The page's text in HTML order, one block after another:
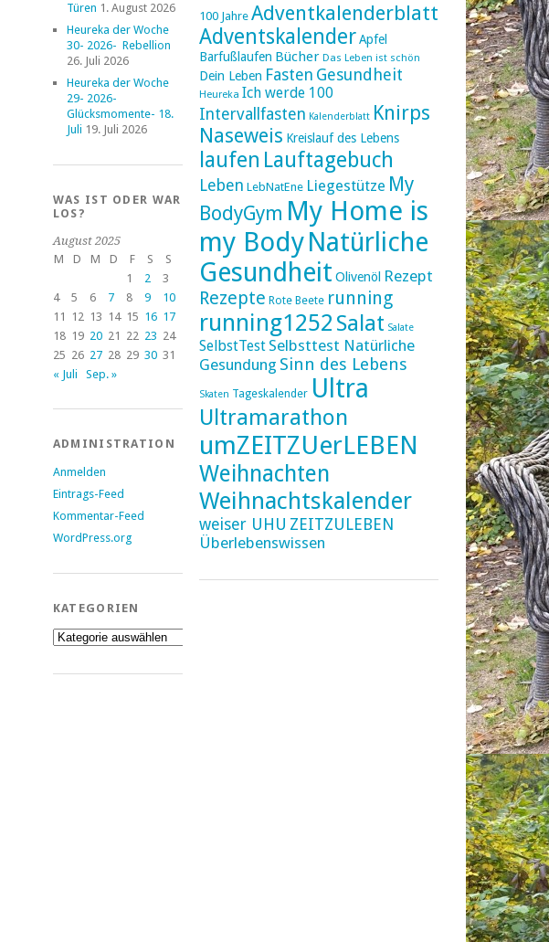
Türen 1. August 2026
Heureka der Woche
30- 2026- Rebellion
26. Juli 2026
Heureka der Woche
29- 2026-
Glücksmomente- 18.
Juli 19. Juli 2026
WAS IST ODER WAR
LOS?
August 2025
M
D M D F S
S
1
2
3
4
5 6 7 8 9
10
11
12 13 14 15 16 17
18 19 20 21 22 23 24
25 26 27 28 29 30 31
« Juli
Sep. »
ADMINISTRATION
Anmelden
Eintrags-Feed
Kommentar-Feed
WordPress.org
KATEGORIEN
Kategorien
100 Jahre Adventkalenderblatt
AdventskalenderApfel
Barfußlaufen Bücher Das Leben ist schön
Dein Leben Fasten Gesundheit
Heureka Ich werde 100
Intervallfasten Kalenderblatt Knirps
Naseweis Kreislauf des Lebens
laufen Lauftagebuch
Leben LebNatEne Liegestütze My
BodyGym My Home is
my Body Natürliche
Gesundheit Olivenöl Rezept
Rezepte Rote Beete running
running1252 Salat Salate
SelbstTest Selbsttest Natürliche
Gesundung Sinn des Lebens
Skaten Tageskalender Ultra
Ultramarathon
umZEITZUerLEBEN
Weihnachten
Weihnachtskalender
weiser UHU ZEITZULEBEN
Überlebenswissen